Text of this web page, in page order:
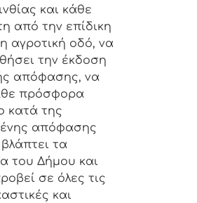
και κάθε
από την επίδικη
αγροτική οδό, να
την έκδοση
απόφασης, να
πρόσφορα
κατά της
απόφασης
τα
του Δήμου και
σε όλες τις
και